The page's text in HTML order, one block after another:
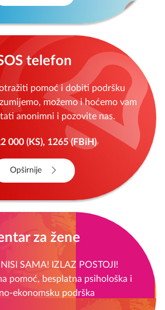
telefon
pomoć i dobiti podršku
možemo i hoćemo vam
anonimni i pozovite nas.
000 (KS), 1265 (FBiH)
Opširnije
za žene
SAMA! IZLAZ POSTOJI!
pomoć, besplatna psihološka i
ekonomsku podrška